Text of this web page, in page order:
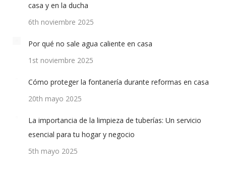
casa y en la ducha
6th noviembre 2025
Por qué no sale agua caliente en casa
1st noviembre 2025
Cómo proteger la fontanería durante reformas en casa
20th mayo 2025
La importancia de la limpieza de tuberías: Un servicio
esencial para tu hogar y negocio
5th mayo 2025